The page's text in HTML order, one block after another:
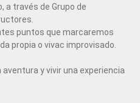
a través de Grupo de
puntos que marcaremos
propia o vivac improvisado.
y vivir una experiencia